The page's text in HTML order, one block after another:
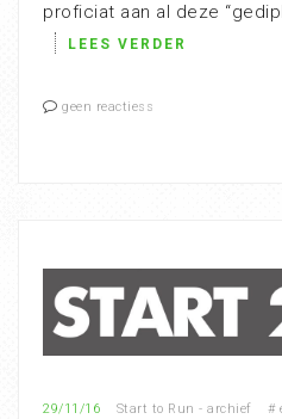
proficiat aan al deze
LEES VERDER
geen reactiess
29/11/16 Start to Run - archief #